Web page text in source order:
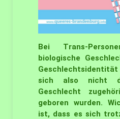
Bei Trans-
biologische
Geschlechtsidentität
sich also nicht
Geschlecht
geboren wurden.
ist, dass es sich